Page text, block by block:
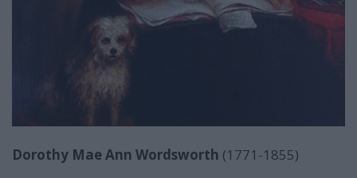
Dorothy Mae Ann Wordsworth (1771-1855)